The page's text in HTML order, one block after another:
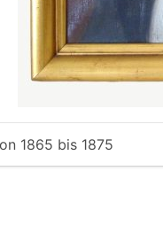
1865 bis 1875